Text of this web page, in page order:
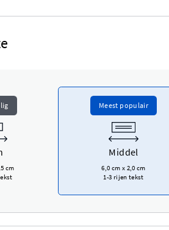
cm
Meest populair
Middel
6,0 cm x 2,0 cm
1-3 rijen tekst